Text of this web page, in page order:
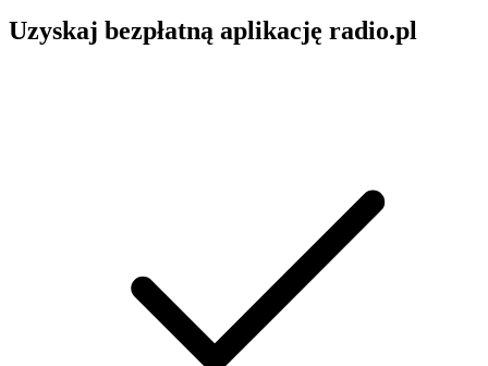
Uzyskaj bezpłatną aplikację radio.pl